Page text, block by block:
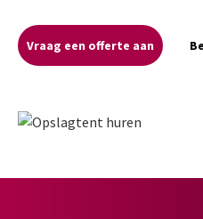
Vraag een offerte aan